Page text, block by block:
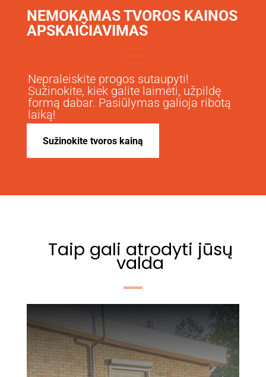
NEMOKAMAS TVOROS KAINOS
APSKAIČIAVIMAS
Nepraleiskite progos sutaupyti!
Sužinokite, kiek galite laimėti, užpildę
formą dabar. Pasiūlymas galioja ribotą
laiką!
Sužinokite tvoros kainą
Taip gali atrodyti jūsų
valda